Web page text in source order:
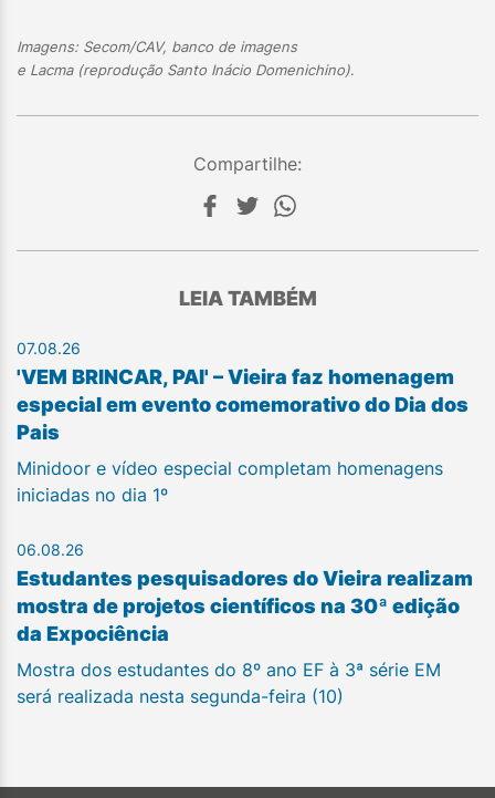
Imagens: Secom/CAV, banco de imagens
e Lacma (reprodução Santo Inácio Domenichino).
Compartilhe:
LEIA TAMBÉM
07.08.26
'VEM BRINCAR, PAI' – Vieira faz homenagem
especial em evento comemorativo do Dia dos
Pais
Minidoor e vídeo especial completam homenagens
iniciadas no dia 1º
06.08.26
Estudantes pesquisadores do Vieira realizam
mostra de projetos científicos na 30ª edição
da Expociência
Mostra dos estudantes do 8º ano EF à 3ª série EM
será realizada nesta segunda-feira (10)